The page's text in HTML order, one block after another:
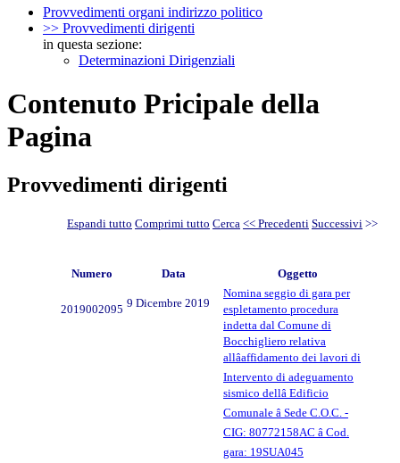
Provvedimenti organi indirizzo politico
>> Provvedimenti dirigenti
in questa sezione:
Determinazioni Dirigenziali
Contenuto Pricipale della
Pagina
Provvedimenti dirigenti
Espandi tutto Comprimi tutto Cerca << Precedenti Successivi >>
Numero Data Oggetto
2019002095 9 Dicembre 2019
Nomina seggio di gara per
espletamento procedura
indetta dal Comune di
Bocchigliero relativa
allâaffidamento dei lavori di
Intervento di adeguamento
sismico dellâ Edificio
Comunale â Sede C.O.C. -
CIG: 80772158AC â Cod.
gara: 19SUA045